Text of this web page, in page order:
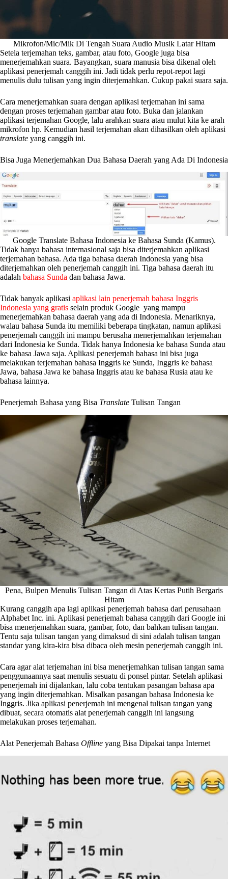
Mikrofon/Mic/Mik Di Tengah Suara Audio Musik Latar Hitam
Setela terjemahan teks, gambar, atau foto, Google juga bisa
menerjemahkan suara. Bayangkan, suara manusia bisa dikenal oleh
aplikasi penerjemah canggih ini. Jadi tidak perlu repot-repot lagi
menulis dulu tulisan yang ingin diterjemahkan. Cukup pakai suara saja.
Cara menerjemahkan suara dengan aplikasi terjemahan ini sama
dengan proses terjemahan gambar atau foto. Buka dan jalankan
aplikasi terjemahan Google, lalu arahkan suara atau mulut kita ke arah
mikrofon hp. Kemudian hasil terjemahan akan dihasilkan oleh aplikasi
translate yang canggih ini.
Bisa Juga Menerjemahkan Dua Bahasa Daerah yang Ada Di Indonesia
Google Translate Bahasa Indonesia ke Bahasa Sunda (Kamus).
Tidak hanya bahasa internasional saja bisa diterjemahkan aplikasi
terjemahan bahasa. Ada tiga bahasa daerah Indonesia yang bisa
diterjemahkan oleh penerjemah canggih ini. Tiga bahasa daerah itu
adalah bahasa Sunda dan bahasa Jawa.
Tidak banyak aplikasi aplikasi lain penerjemah bahasa Inggris
Indonesia yang gratis selain produk Google yang mampu
menerjemahkan bahasa daerah yang ada di Indonesia. Menariknya,
walau bahasa Sunda itu memiliki beberapa tingkatan, namun aplikasi
penerjemah canggih ini mampu berusaha menerjemahkan terjemahan
dari Indonesia ke Sunda. Tidak hanya Indonesia ke bahasa Sunda atau
ke bahasa Jawa saja. Aplikasi penerjemah bahasa ini bisa juga
melakukan terjemahan bahasa Inggris ke Sunda, Inggris ke bahasa
Jawa, bahasa Jawa ke bahasa Inggris atau ke bahasa Rusia atau ke
bahasa lainnya.
Penerjemah Bahasa yang Bisa Translate Tulisan Tangan
Pena, Bulpen Menulis Tulisan Tangan di Atas Kertas Putih Bergaris
Hitam
Kurang canggih apa lagi aplikasi penerjemah bahasa dari perusahaan
Alphabet Inc. ini. Aplikasi penerjemah bahasa canggih dari Google ini
bisa menerjemahkan suara, gambar, foto, dan bahkan tulisan tangan.
Tentu saja tulisan tangan yang dimaksud di sini adalah tulisan tangan
standar yang kira-kira bisa dibaca oleh mesin penerjemah canggih ini.
Cara agar alat terjemahan ini bisa menerjemahkan tulisan tangan sama
penggunaannya saat menulis sesuatu di ponsel pintar. Setelah aplikasi
penerjemah ini dijalankan, lalu coba tentukan pasangan bahasa apa
yang ingin diterjemahkan. Misalkan pasangan bahasa Indonesia ke
Inggris. Jika aplikasi penerjemah ini mengenal tulisan tangan yang
dibuat, secara otomatis alat penerjemah canggih ini langsung
melakukan proses terjemahan.
Alat Penerjemah Bahasa Offline yang Bisa Dipakai tanpa Internet